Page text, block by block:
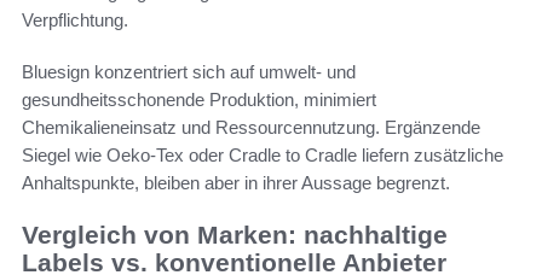
Verpflichtung.
Bluesign konzentriert sich auf umwelt- und
gesundheitsschonende Produktion, minimiert
Chemikalieneinsatz und Ressourcennutzung. Ergänzende
Siegel wie Oeko-Tex oder Cradle to Cradle liefern zusätzliche
Anhaltspunkte, bleiben aber in ihrer Aussage begrenzt.
Vergleich von Marken: nachhaltige
Labels vs. konventionelle Anbieter